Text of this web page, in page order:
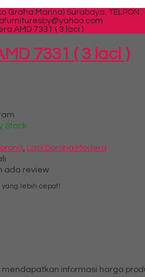
Graha Marina) Surabaya. TELPON
AMD 7331 ( 3 laci )
7331 ( 3 laci )
Stock
Laci Dorong Modera
ada review
yang lebih cepat!
informasi harga